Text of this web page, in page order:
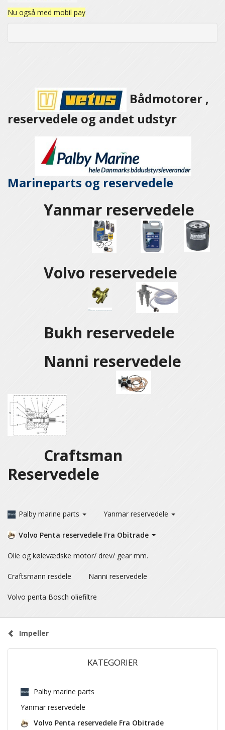
Nu også med mobil pay
Bådmotorer ,
reservedele og andet udstyr
Marineparts og reservedele
Yanmar reservedele
Volvo reservedele
Bukh reservedele
Nanni reservedele
Craftsman
Reservedele
Palby marine parts Yanmar reservedele
Volvo Penta reservedele Fra Obitrade
Olie og kølevædske motor/ drev/ gear mm.
Craftsmann resdele Nanni reservedele
Volvo penta Bosch oliefiltre
Impeller
KATEGORIER
Palby marine parts
Yanmar reservedele
Volvo Penta reservedele Fra Obitrade